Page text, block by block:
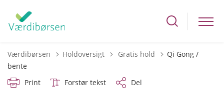
Værdibørsen Holdoversigt Tilbage til
Gratis hold
Qi Gong /
bente
Print
Forstør tekst Del